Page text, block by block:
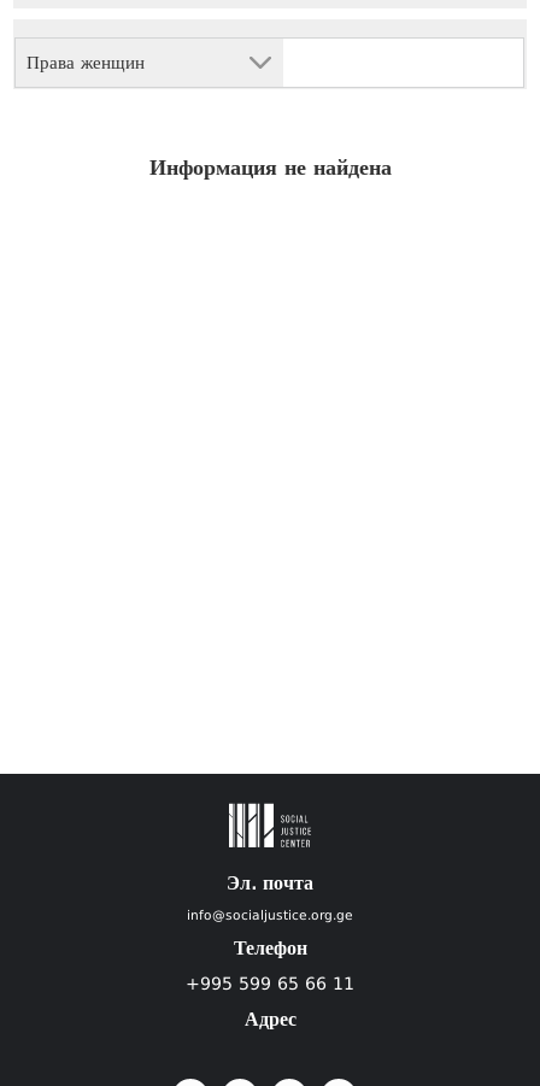
Права женщин
Информация не найдена
Эл. почта
info@socialjustice.org.ge
Телефон
+995 599 65 66 11
Адрес